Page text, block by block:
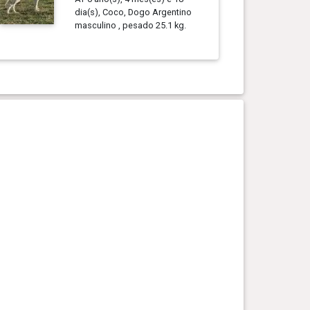
dia(s), Coco, Dogo Argentino
masculino , pesado 25.1 kg.